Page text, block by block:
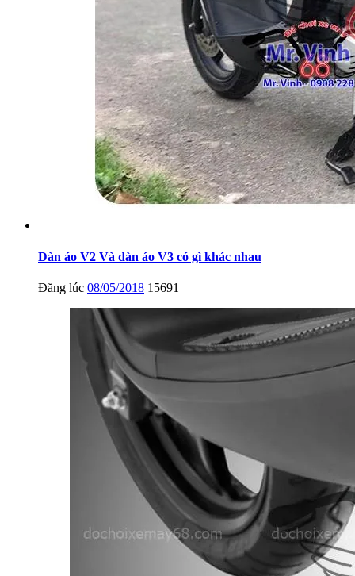
Dàn áo V2 Và dàn áo V3 có gì khác nhau
Đăng lúc 08/05/2018 15691